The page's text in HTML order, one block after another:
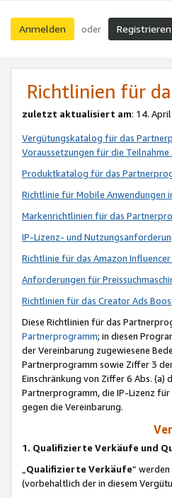
Anmelden oder Registrieren
Richtlinien für
zuletzt aktualisiert am: 14.
Vergütungskatalog für das
Voraussetzungen für die
Produktkatalog für das
Richtlinie für Mobile Anwendungen
Markenrichtlinien für das
IP-Lizenz- und
Richtlinie für das Amazon
Anforderungen für
Richtlinien für das Creator Ads
Diese Richtlinien für das
Partnerprogramm; in diesen
der Vereinbarung zugewiesene
Partnerprogramm sowie Ziffer 3
Einschränkung von Ziffer 6 Abs.
Partnerprogramm, die IP-Lizenz
gegen die Vereinbarung.
1. Qualifizierte Verkäufe und
Qualifizierte Verkäufe“
(vorbehaltlich der in diesem